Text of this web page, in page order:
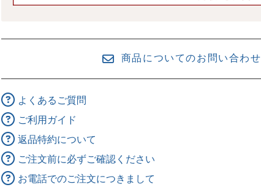
商品についてのお問い合わせ
よくあるご質問
ご利用ガイド
返品特約について
ご注文前に必ずご確認ください
お電話でのご注文につきまして